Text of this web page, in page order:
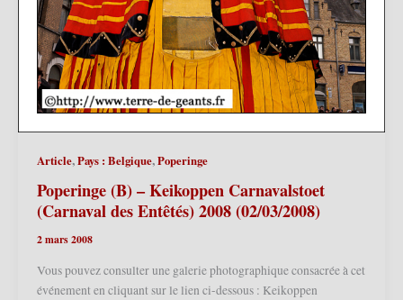
Article,Pays : Belgique,Poperinge
Poperinge (B) – Keikoppen Carnavalstoet
(Carnaval des Entêtés) 2008 (02/03/2008)
2 mars 2008
Vous pouvez consulter une galerie photographique consacrée à cet
événement en cliquant sur le lien ci-dessous : Keikoppen